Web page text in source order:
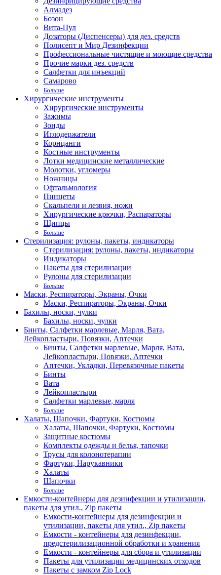
Алмадез
Бозон
Вита-Пул
Дозаторы (Диспенсеры) для дез. средств
Полисепт и Мир Дезинфекции
Профессиональные чистящие и моющие средства
Прочие марки дез. средств
Салфетки для инъекций
Самарово
Больше
Хирургические инструменты
Хирургические инструменты
Зажимы
Зонды
Иглодержатели
Корнцанги
Костные инструменты
Лотки медицинские металлические
Молотки, угломеры
Ножницы
Офтальмология
Пинцеты
Скальпели и лезвия, ножи
Хирургические крючки, Распараторы
Щипцы
Больше
Стерилизация: рулоны, пакеты, индикаторы
Стерилизация: рулоны, пакеты, индикаторы
Индикаторы
Пакеты для стерилизации
Рулоны для стерилизации
Больше
Маски, Респираторы, Экраны, Очки
Маски, Респираторы, Экраны, Очки
Бахилы, носки, чулки
Бахилы, носки, чулки
Бинты, Салфетки марлевые, Марля, Вата,
Лейкопластыри, Повязки, Аптечки
Бинты, Салфетки марлевые, Марля, Вата,
Лейкопластыри, Повязки, Аптечки
Аптечки, Укладки, Перевязочные пакеты
Бинты
Вата
Лейкопластыри
Салфетки марлевые, марля
Больше
Халаты, Шапочки, Фартуки, Костюмы
Халаты, Шапочки, Фартуки, Костюмы
Защитные костюмы
Комплекты одежды и белья, тапочки
Трусы для колонотерапии
Фартуки, Нарукавники
Халаты
Шапочки
Больше
Емкости-контейнеры для дезинфекции и утилизации,
пакеты для утил., Zip пакеты
Емкости-контейнеры для дезинфекции и
утилизации, пакеты для утил., Zip пакеты
Емкости - контейнеры для дезинфекции,
предстерилизационной обработки и хранения
Емкости - контейнеры для сбора и утилизации
Пакеты для утилизации медицинских отходов
Пакеты с замком Zip Lock